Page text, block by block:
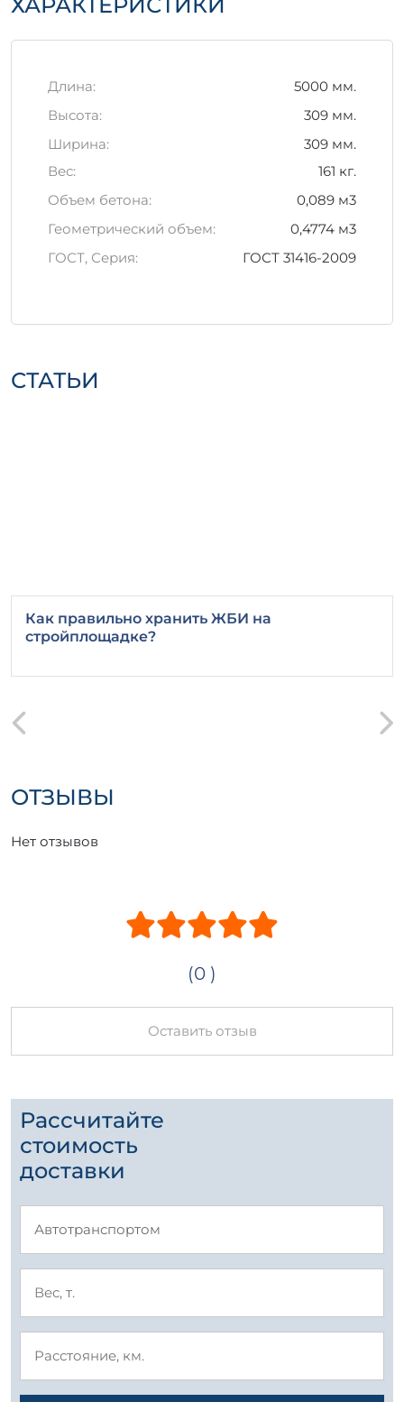
Цемент, обладающий высокой
прочностью
Пластификаторы для улучшения
текучести и скорости затвердевания
Правила хранения и
транспортировки
Для сохранения качества продукции
следуйтеважным рекомендациям:
Храните изделия в защищенном от
положении для предотвращения
Применение
объектов, обеспечивая надежность и
долгий срок службы.
Длина:
5000 мм.
Высота:
309 мм.
Ширина:
309 мм.
Вес:
161 кг.
Объем бетона:
0,089 м3
Геометрический объем:
0,4774 м3
ГОСТ, Серия:
ГОСТ 31416-2009
СТАТЬИ
Как правильно хранить ЖБИ на
стройплощадке?
ОТЗЫВЫ
Нет отзывов
(0 )
Оставить отзыв
Рассчитайте
стоимость
доставки